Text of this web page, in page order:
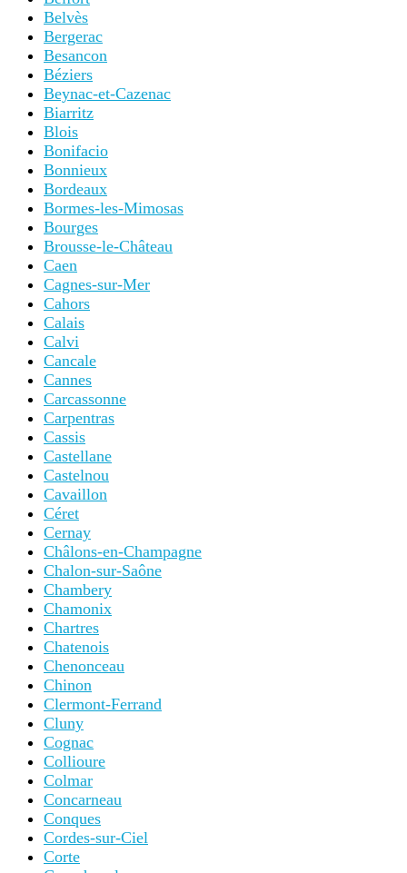
Belvès
Bergerac
Besancon
Béziers
Beynac-et-Cazenac
Biarritz
Blois
Bonifacio
Bonnieux
Bordeaux
Bormes-les-Mimosas
Bourges
Brousse-le-Château
Caen
Cagnes-sur-Mer
Cahors
Calais
Calvi
Cancale
Cannes
Carcassonne
Carpentras
Cassis
Castellane
Castelnou
Cavaillon
Céret
Cernay
Châlons-en-Champagne
Chalon-sur-Saône
Chambery
Chamonix
Chartres
Chatenois
Chenonceau
Chinon
Clermont-Ferrand
Cluny
Cognac
Collioure
Colmar
Concarneau
Conques
Cordes-sur-Ciel
Corte